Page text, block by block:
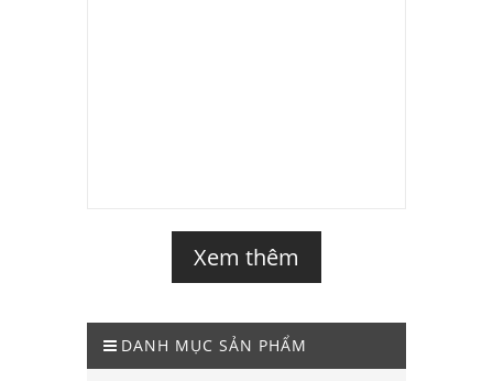
Xem thêm
DANH MỤC SẢN PHẨM